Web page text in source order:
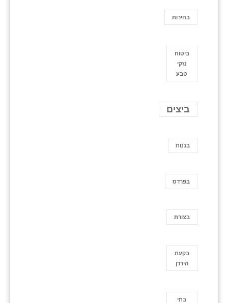
בחירות
ביטוח
נזקי
טבע
ביצים
בננות
בפרדס
בצורת
בקעת
הירדן
בתי